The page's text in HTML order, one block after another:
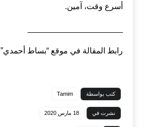
أسرع وقت، آمين.
رابط المقالة في موقع “بساط أحمدي”
كتب بواسطة Tamim
نشرت في 18 مارس 2020